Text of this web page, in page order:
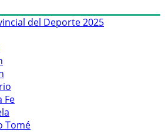
del Deporte 2025
Fe
Tomé